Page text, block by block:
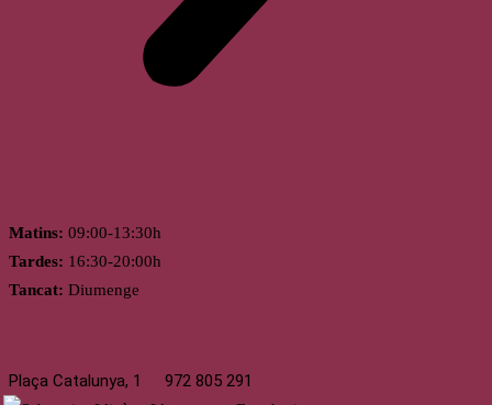
Matins: 09:00-13:30h
Tardes: 16:30-20:00h
Tancat: Diumenge
Plaça Catalunya, 1 972 805 291